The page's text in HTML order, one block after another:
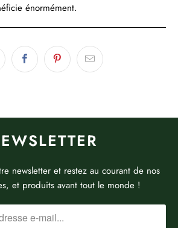
énormément.
newsletter et restez au courant de nos
et produits avant tout le monde !